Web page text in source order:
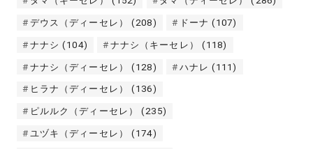
デウス（ディーセレ） (208) ドーナ (107)
ナナシ (104) ナナシ（キーセレ） (118)
ナナシ（ディーセレ） (128) ハナレ (111)
ヒラナ（ディーセレ） (136)
ピルルク（ディーセレ） (235)
ユヅキ（ディーセレ） (174)